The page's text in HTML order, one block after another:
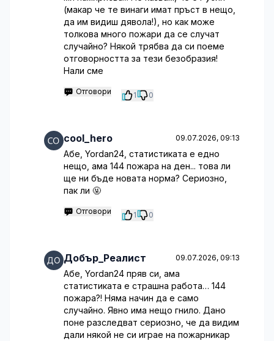
(макар че те винаги имат пръст в нещо,
да им видиш дявола!), но как може
толкова много пожари да се случат
случайно? Някой трябва да си поеме
отговорността за тези безобразия!
Нали сме
Отговори 1 0
cool_hero 09.07.2026, 09:13
Абе, Yordan24, статистиката е едно
нещо, ама 144 пожара на ден... това ли
ще ни бъде новата норма? Сериозно,
пак ли 🤬
Отговори 1 0
Добър_Реалист 09.07.2026, 09:13
Абе, Yordan24 пряв си, ама
статистиката е страшна работа… 144
пожара?! Няма начин да е само
случайно. Явно има нещо гнило. Дано
поне разследват сериозно, че да видим
дали някой не си играе на пожарникар